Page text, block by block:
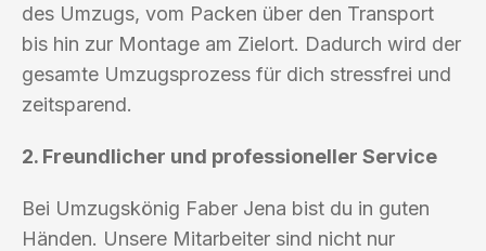
des Umzugs, vom Packen über den Transport
bis hin zur Montage am Zielort. Dadurch wird der
gesamte Umzugsprozess für dich stressfrei und
zeitsparend.
2. Freundlicher und professioneller Service
Bei Umzugskönig Faber Jena bist du in guten
Händen. Unsere Mitarbeiter sind nicht nur